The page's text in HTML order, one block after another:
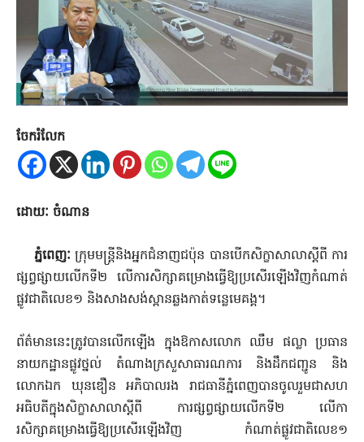
ចែករំលែក
ដោយៈ ចំណាន
ភ្នំពេញៈក្រុមមន្រ្តីនិងអ្នកជំនាញជប៉ុន បានបើកសិក្ខាសាលាស្ដីពី ការ
ផ្សព្វផ្សាយលើកទី២ លើការសិក្សាគម្រោងធ្វើឱ្យប្រសើរឡើងវិញកំណាត់
ផ្លូវជាតិលេខ១ និងសាងសង់ស្ពានឆ្លងកាត់ទន្លេមេគង្គ។
ព័ត៌មាននេះត្រូវបានលើកឡើង ក្នុងឱកាសលោក ឈឹម ផល្លា ប្រធាន
នាយកដ្ឋានផ្លូវថ្នល់ តំណាងក្រសួសាធារណការ និងដឹកជញ្ជូន និង
លោកឯក ឃុនឌឿន អភិបាលរង រាជធានីភ្នំពេញបានចូលរួមជាសហ
អធិបតីក្នុងសិក្ខាសាលាស្ដីពី ការផ្សព្វផ្សាយលើកទី២ លើកា
រសិក្សាគម្រោងធ្វើឱ្យប្រសើរឡើងវិញ កំណាត់ផ្លូវជាតិលេខ១